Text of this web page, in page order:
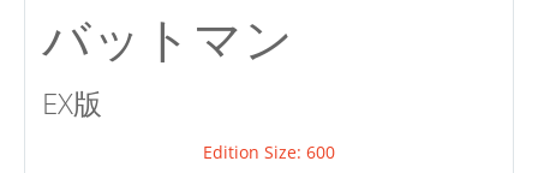
バットマン
EX版
Edition Size: 600